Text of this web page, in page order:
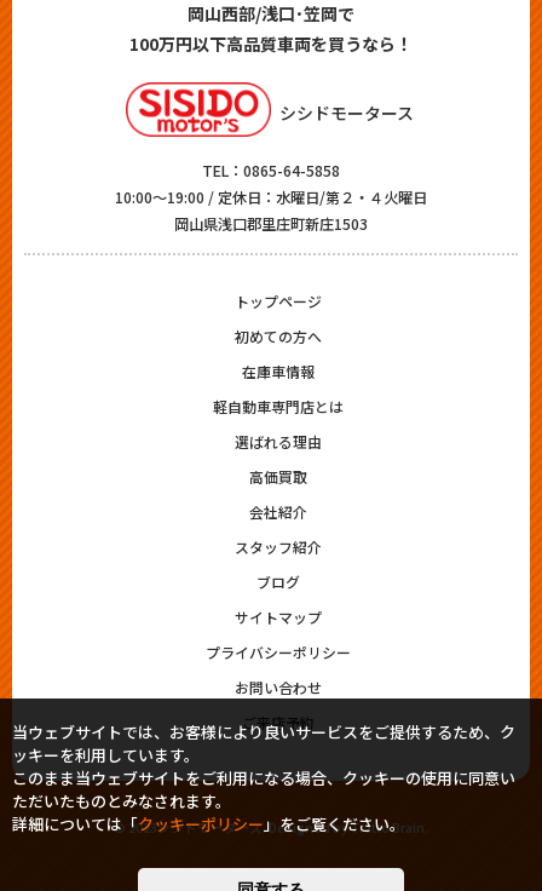
岡山西部/浅口･笠岡で
100万円以下高品質車両を買うなら！
シシドモータース
TEL： 0865-64-5858
10:00～19:00 / 定休日：水曜日/第２・４火曜日
岡山県浅口郡里庄町新庄1503
トップページ
初めての方へ
在庫車情報
軽自動車専門店とは
選ばれる理由
高価買取
会社紹介
スタッフ紹介
ブログ
サイトマップ
プライバシーポリシー
お問い合わせ
ご来店予約
© 2023シシドモータース. Designed byTratto Brain.
当ウェブサイトでは、お客様により良いサービスをご提供するため、ク
ッキーを利用しています。
このまま当ウェブサイトをご利用になる場合、クッキーの使用に同意い
ただいたものとみなされます。
詳細については「クッキーポリシー」をご覧ください。